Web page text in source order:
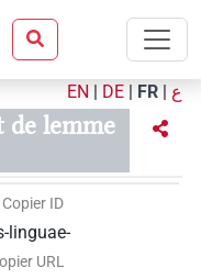
EN | DE | FR | ع
lemme
Copier ID
linguae-
URL